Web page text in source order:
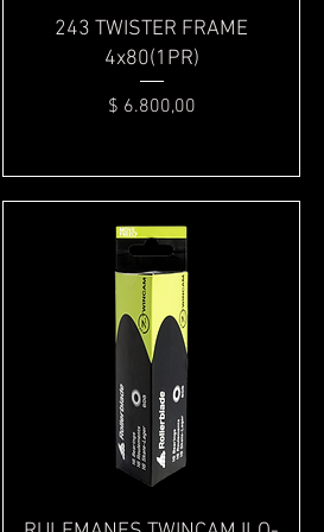
Vista rápida
243 TWISTER FRAME
4x80(1PR)
Precio
$ 6.800,00
Vista rápida